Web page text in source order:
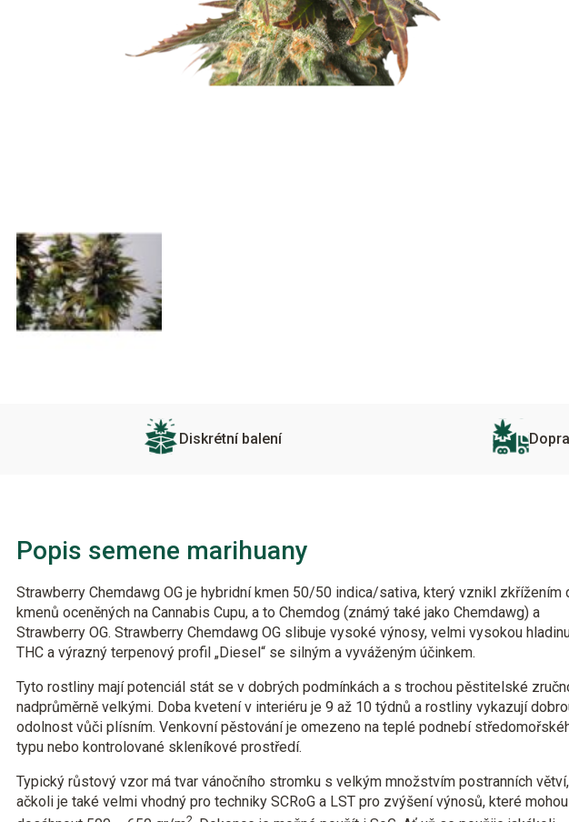
Diskrétní balení
Popis semene marihuany
Strawberry Chemdawg OG je hybridní kmen 50/50 indica/sativa, který vznikl zkřížením
kmenů oceněných na Cannabis Cupu, a to Chemdog (známý také jako Chemdawg) a
Strawberry OG. Strawberry Chemdawg OG slibuje vysoké výnosy, velmi vysokou
THC a výrazný terpenový profil „Diesel“ se silným a vyváženým účinkem.
Tyto rostliny mají potenciál stát se v dobrých podmínkách a s trochou pěstitelské
nadprůměrně velkými. Doba kvetení v interiéru je 9 až 10 týdnů a rostliny vykazují
odolnost vůči plísním. Venkovní pěstování je omezeno na teplé podnebí
typu nebo kontrolované skleníkové prostředí.
Typický růstový vzor má tvar vánočního stromku s velkým množstvím postranních větví,
ačkoli je také velmi vhodný pro techniky SCRoG a LST pro zvýšení výnosů, které mohou
2